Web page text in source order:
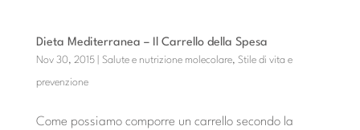
Dieta Mediterranea – Il Carrello della Spesa
Nov 30, 2015| Salute e nutrizione molecolare, Stile di vita e
prevenzione
Come possiamo comporre un carrello secondo la